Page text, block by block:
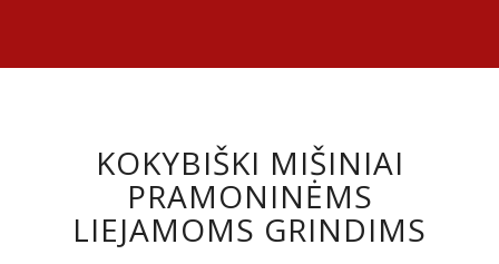
KOKYBIŠKI MIŠINIAI
PRAMONINĖMS
LIEJAMOMS GRINDIMS